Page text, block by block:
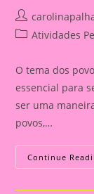
Post
author:
PostAtividades
O tema dos
essencial para
ser uma
povos,…
Continue